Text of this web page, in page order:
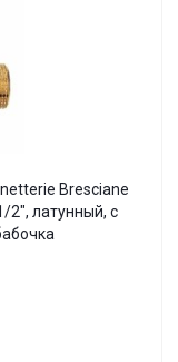
Bresciane
2", латунный, с